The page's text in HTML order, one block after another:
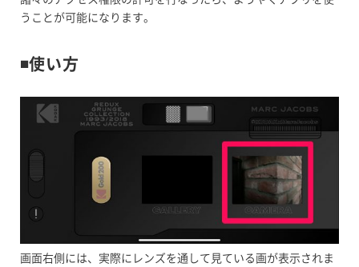
うことが可能になります。
◾️使い方
画面右側には、実際にレンズを通して見ている画が表示されま